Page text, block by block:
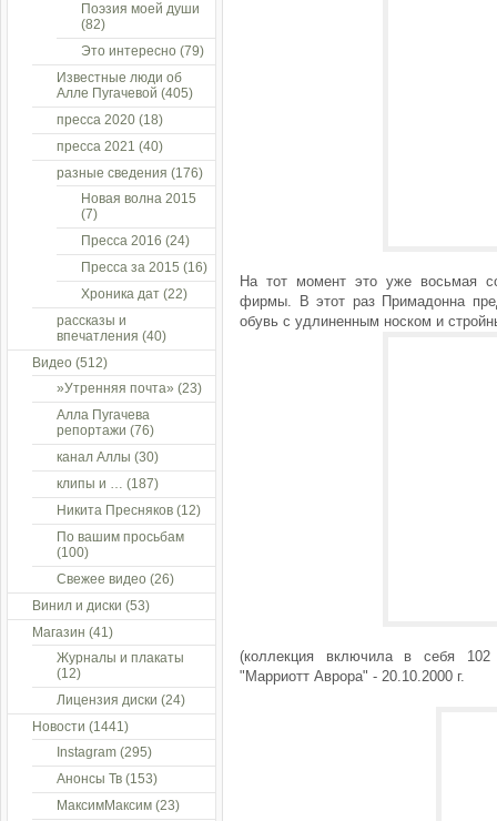
На тот момент это уже восьмая
фирмы. В этот раз Примадонна
обувь с удлиненным носком и
(коллекция включила в себя
"Марриотт Аврора" - 20.10.2000 г.
Поэзия моей души
(82)
Это интересно (79)
Известные люди об
Алле Пугачевой (405)
пресса 2020 (18)
пресса 2021 (40)
разные сведения (176)
Новая волна 2015
(7)
Пресса 2016 (24)
Пресса за 2015 (16)
Хроника дат (22)
рассказы и
впечатления (40)
Видео (512)
»Утренняя почта» (23)
Алла Пугачева
репортажи (76)
канал Аллы (30)
клипы и … (187)
Никита Пресняков (12)
По вашим просьбам
(100)
Свежее видео (26)
Винил и диски (53)
Магазин (41)
Журналы и плакаты
(12)
Лицензия диски (24)
Новости (1441)
Instagram (295)
Анонсы Тв (153)
МаксимМаксим (23)